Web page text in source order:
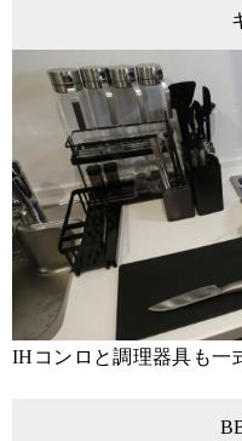
IHコンロと調理器具も一